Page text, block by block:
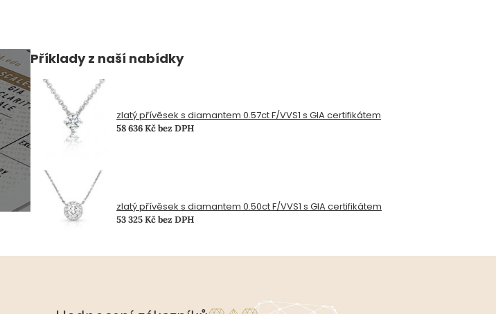
Příklady z naší nabídky
zlatý přívěsek s diamantem 0.57ct F/VVS1 s GIA certifikátem
58 636 Kč bez DPH
zlatý přívěsek s diamantem 0.50ct F/VVS1 s GIA certifikátem
53 325 Kč bez DPH